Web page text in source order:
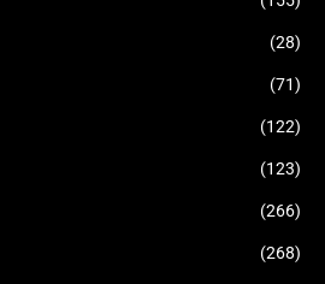
(28)
(71)
(122)
(123)
(266)
(268)